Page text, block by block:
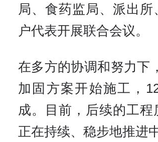
局、食药监局、派出
户代表开展联合会议。
在多方的协调和努力下
加固方案开始施工，
成。目前，后续的工
正在持续、稳步地推进中